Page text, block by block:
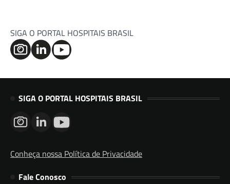
SIGA O PORTAL HOSPITAIS BRASIL
SIGA O PORTAL HOSPITAIS BRASIL
Conheça nossa Política de Privacidade
Fale Conosco